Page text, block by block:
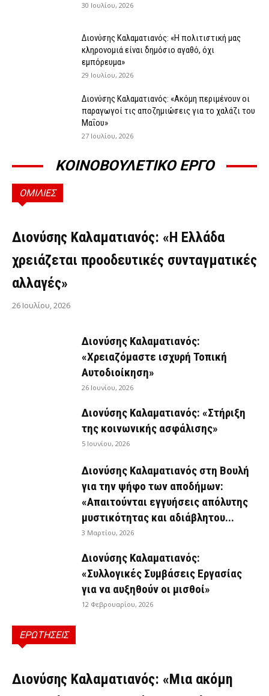
30 Ιουλίου, 2026
Διονύσης Καλαματιανός: «Η πολιτιστική μας
κληρονομιά είναι δημόσιο αγαθό, όχι
εμπόρευμα»
29 Ιουλίου, 2026
Διονύσης Καλαματιανός: «Ακόμη περιμένουν οι
παραγωγοί τις αποζημιώσεις για το χαλάζι του
Μαΐου»
27 Ιουλίου, 2026
ΚΟΙΝΟΒΟΥΛΕΤΙΚΟ ΕΡΓΟ
ΟΜΙΛΙΕΣ
ΟΜΙΛΊΕΣ
Διονύσης Καλαματιανός: «Η Ελλάδα
χρειάζεται προοδευτικές συνταγματικές
αλλαγές»
26 Ιουλίου, 2026
Διονύσης Καλαματιανός:
«Χρειαζόμαστε ισχυρή Τοπική
Αυτοδιοίκηση»
26 Ιουνίου, 2026
Διονύσης Καλαματιανός: «Στήριξη
της κοινωνικής ασφάλισης»
5 Ιουνίου, 2026
Διονύσης Καλαματιανός στη Βουλή
για την ψήφο των αποδήμων:
«Απαιτούνται εγγυήσεις απόλυτης
μυστικότητας και αδιάβλητου...
3 Μαρτίου, 2026
Διονύσης Καλαματιανός:
«Συλλογικές Συμβάσεις Εργασίας
για να αυξηθούν οι μισθοί»
12 Φεβρουαρίου, 2026
ΕΡΩΤΗΣΕΙΣ
ΕΡΩΤΉΣΕΙΣ
Διονύσης Καλαματιανός: «Μια ακόμη